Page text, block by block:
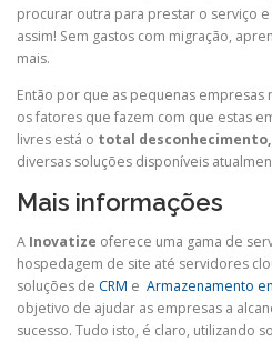
procurar outra para prestar o serviço
assim! Sem gastos com migração,
mais.
Então por que as pequenas empresas
os fatores que fazem com que estas
livres está o total desconhecimento
diversas soluções disponíveis
Mais informações
A Inovatize oferece uma gama de
hospedagem de site até servidores
soluções de CRM e Armazenamento
objetivo de ajudar as empresas a
sucesso. Tudo isto, é claro, utilizando